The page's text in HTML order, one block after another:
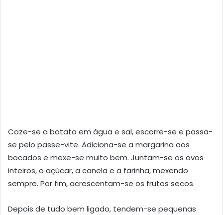
Coze-se a batata em água e sal, escorre-se e passa-
se pelo passe-vite. Adiciona-se a margarina aos
bocados e mexe-se muito bem. Juntam-se os ovos
inteiros, o açúcar, a canela e a farinha, mexendo
sempre. Por fim, acrescentam-se os frutos secos.
Depois de tudo bem ligado, tendem-se pequenas